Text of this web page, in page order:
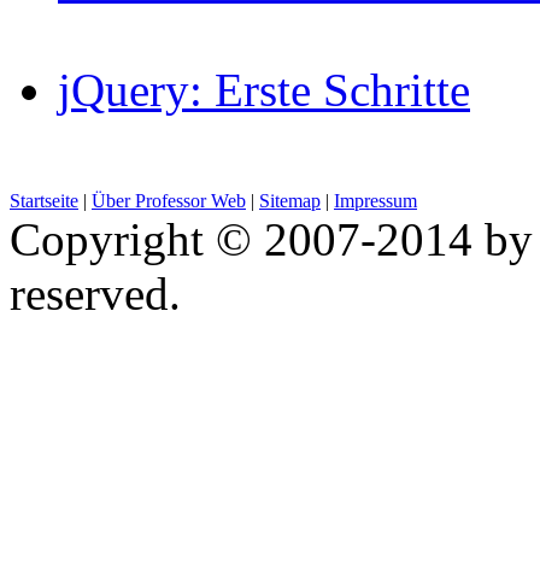
jQuery: Erste Schritte
Startseite | Über Professor Web | Sitemap | Impressum
Copyright © 2007-2014
reserved.